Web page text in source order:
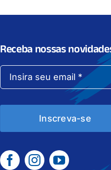
Receba nossas
Inscreva-se